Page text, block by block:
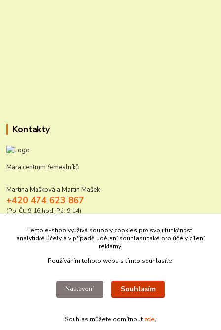
Kontakty
Mara centrum řemeslníků
Martina Mašková a Martin Mašek
+420 474 623 867
(Po-Čt: 9-16 hod; Pá: 9-14)
mara@elektro-naradi.cz
Upravit sběr cookies.
Tento e-shop využívá soubory cookies pro svoji funkčnost,
analytické účely a v případě udělení souhlasu také pro účely cílení
reklamy.
Používáním tohoto webu s tímto souhlasíte.
Nastavení Souhlasím
Souhlas můžete odmítnout zde.